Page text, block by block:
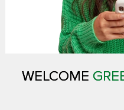
WELCOME